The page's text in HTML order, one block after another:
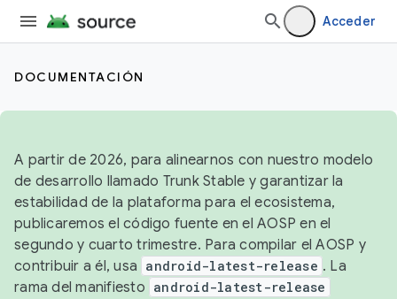
Acceder
DOCUMENTACIÓN
A partir de 2026, para alinearnos con nuestro modelo
de desarrollo llamado Trunk Stable y garantizar la
estabilidad de la plataforma para el ecosistema,
publicaremos el código fuente en el AOSP en el
segundo y cuarto trimestre. Para compilar el AOSP y
contribuir a él, usa android-latest-release . La
rama del manifiesto android-latest-release